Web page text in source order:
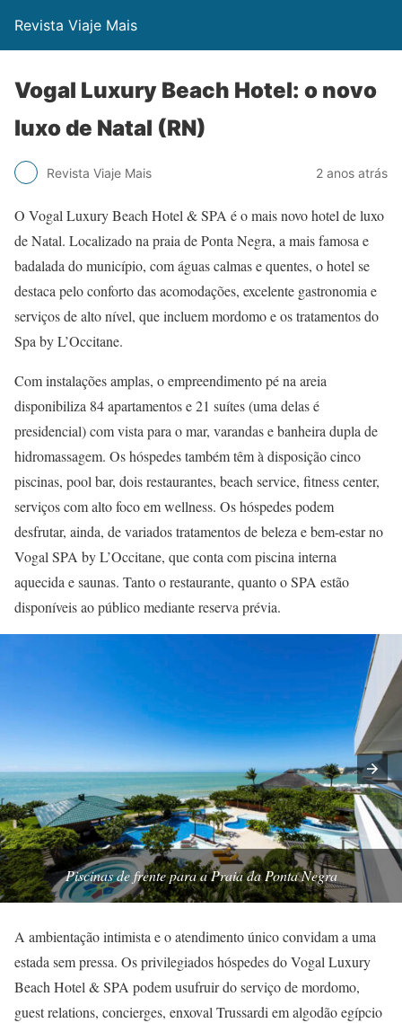
Revista Viaje Mais
Vogal Luxury Beach Hotel: o novo
luxo de Natal (RN)
Revista Viaje Mais 2 anos atrás
O Vogal Luxury Beach Hotel & SPA é o mais novo hotel de luxo
de Natal. Localizado na praia de Ponta Negra, a mais famosa e
badalada do município, com águas calmas e quentes, o hotel se
destaca pelo conforto das acomodações, excelente gastronomia e
serviços de alto nível, que incluem mordomo e os tratamentos do
Spa by L’Occitane.
Com instalações amplas, o empreendimento pé na areia
disponibiliza 84 apartamentos e 21 suítes (uma delas é
presidencial) com vista para o mar, varandas e banheira dupla de
hidromassagem. Os hóspedes também têm à disposição cinco
piscinas, pool bar, dois restaurantes, beach service, fitness center,
serviços com alto foco em wellness. Os hóspedes podem
desfrutar, ainda, de variados tratamentos de beleza e bem-estar no
Vogal SPA by L’Occitane, que conta com piscina interna
aquecida e saunas. Tanto o restaurante, quanto o SPA estão
disponíveis ao público mediante reserva prévia.
Piscinas de frente para a Praia da Ponta Negra
A ambientação intimista e o atendimento único convidam a uma
estada sem pressa. Os privilegiados hóspedes do Vogal Luxury
Beach Hotel & SPA podem usufruir do serviço de mordomo,
guest relations, concierges, enxoval Trussardi em algodão egípcio